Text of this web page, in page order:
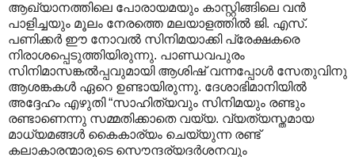
ആഖ്യാനത്തിലെ പോരായമയും കാസ്റ്റിങ്ങിലെ വന്‍
പാളിച്ചയും മൂലം നേരത്തെ മലയാളത്തില്‍ ജി. എസ്.
പണിക്കർ ഈ നോവല്‍ സിനിമയാക്കി പ്രേക്ഷകരെ
നിരാശപ്പെടുത്തിയിരുന്നു. പാ‍ണ്ഡവപുരം
സിനിമാസങ്കൽ‌പ്പവുമായി ആശിഷ് വന്നപ്പോള്‍ സേതുവിനു
ആശങ്കകള്‍ ഏറെ ഉണ്ടായിരുന്നു. ദേശാഭിമാനിയില്‍
അദ്ദേഹം എഴുതി “സാഹിത്യവും സിനിമയും രണ്ടും
രണ്ടാണെന്നു സമ്മതിക്കാതെ വയ്യ. വ്യത്യസ്തമായ
മാധ്യമങ്ങള്‍ കൈകാര്യം ചെയ്യുന്ന രണ്ട്
കലാകാര‍ന്മാരുടെ സൌന്ദര്യദര്‍ശനവും